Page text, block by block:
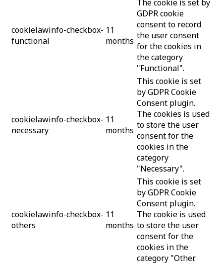
cookielawinfo-checkbox-
functional
11
months
The cookie is set by
GDPR cookie
consent to record
the user consent
for the cookies in
the category
"Functional".
cookielawinfo-checkbox-
necessary
11
months
This cookie is set
by GDPR Cookie
Consent plugin.
The cookies is used
to store the user
consent for the
cookies in the
category
"Necessary".
cookielawinfo-checkbox-
others
11
months
This cookie is set
by GDPR Cookie
Consent plugin.
The cookie is used
to store the user
consent for the
cookies in the
category "Other.